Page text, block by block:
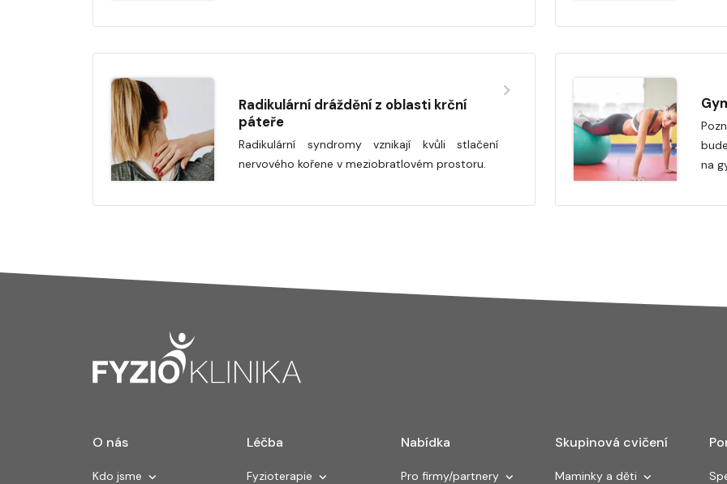
Radikulární dráždění z oblasti krční
páteře
Radikulární syndromy vznikají kvůli stlačení
nervového kořene v meziobratlovém prostoru.
na
O nás
Kdo jsme
Léčba
Fyzioterapie
Nabídka
Pro firmy/partnery
Skupinová cvičení
Maminky a děti